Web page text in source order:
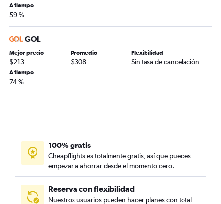
A tiempo
59 %
GOL
Mejor precio
$213
Promedio
$308
Flexibilidad
Sin tasa de cancelación
A tiempo
74 %
100% gratis
Cheapflights es totalmente gratis, así que puedes
empezar a ahorrar desde el momento cero.
Reserva con flexibilidad
Nuestros usuarios pueden hacer planes con total